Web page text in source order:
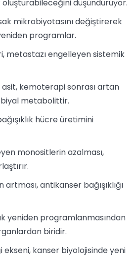
oluşturabileceğini düşündürüyor.
mikrobiyotasını değiştirerek
programlar.
metastazı engelleyen sistemik
kemoterapi sonrası artan
metabolittir.
hücre üretimini
monositlerin azalması,
antikanser bağışıklığı
yeniden programlanmasından
biridir.
ekseni, kanser biyolojisinde yeni